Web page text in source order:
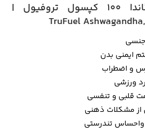
مزایای آشواگاندا 100 کپسول تروفیول |
TruFuel
ایمنی بدن
و اضطراب
ورزشی
قلبی و تنفسی
مشکلات ذهنی
تندرستی